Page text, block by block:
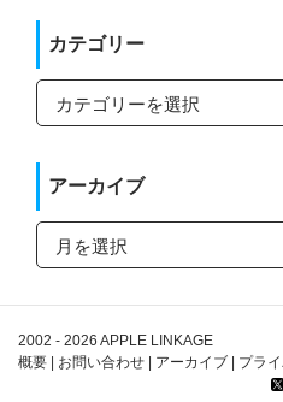
カテゴリー
カ
ゴ
ー
アーカイブ
ア
カ
ブ
2002 - 2026 APPLE LINKAGE
概要
お問い合わせ アーカイブ
プラ